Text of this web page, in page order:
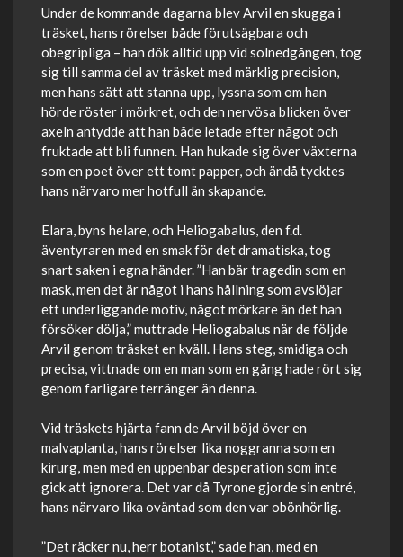
Under de kommande dagarna blev Arvil en skugga i
träsket, hans rörelser både förutsägbara och
obegripliga – han dök alltid upp vid solnedgången, tog
sig till samma del av träsket med märklig precision,
men hans sätt att stanna upp, lyssna som om han
hörde röster i mörkret, och den nervösa blicken över
axeln antydde att han både letade efter något och
fruktade att bli funnen. Han hukade sig över växterna
som en poet över ett tomt papper, och ändå tycktes
hans närvaro mer hotfull än skapande.
Elara, byns helare, och Heliogabalus, den f.d.
äventyraren med en smak för det dramatiska, tog
snart saken i egna händer. ”Han bär tragedin som en
mask, men det är något i hans hållning som avslöjar
ett underliggande motiv, något mörkare än det han
försöker dölja,” muttrade Heliogabalus när de följde
Arvil genom träsket en kväll. Hans steg, smidiga och
precisa, vittnade om en man som en gång hade rört sig
genom farligare terränger än denna.
Vid träskets hjärta fann de Arvil böjd över en
malvaplanta, hans rörelser lika noggranna som en
kirurg, men med en uppenbar desperation som inte
gick att ignorera. Det var då Tyrone gjorde sin entré,
hans närvaro lika oväntad som den var obönhörlig.
”Det räcker nu, herr botanist,” sade han, med en